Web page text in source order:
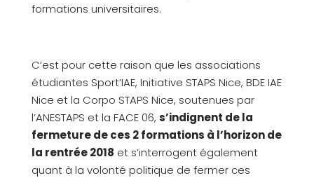
formations universitaires.
C’est pour cette raison que les associations
étudiantes Sport’IAE, Initiative STAPS Nice, BDE IAE
Nice et la Corpo STAPS Nice, soutenues par
l’ANESTAPS et la FACE 06, s’indignent de la
fermeture de ces 2 formations à l’horizon de
la rentrée 2018 et s’interrogent également
quant à la volonté politique de fermer ces